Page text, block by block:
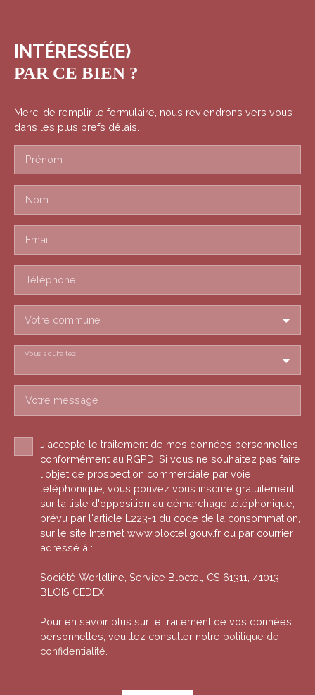
INTÉRESSÉ(E)
PAR CE BIEN ?
Merci de remplir le formulaire, nous reviendrons vers vous
dans les plus brefs délais.
Prénom
Nom
Email
Téléphone
Votre commune
-
Vous souhaitez
Votre message
J'accepte le traitement de mes données personnelles
conformément au RGPD. Si vous ne souhaitez pas faire
l'objet de prospection commerciale par voie
téléphonique, vous pouvez vous inscrire gratuitement
sur la liste d'opposition au démarchage téléphonique,
prévu par l'article L223-1 du code de la consommation,
sur le site Internet www.bloctel.gouv.fr ou par courrier
adressé à :
Société Worldline, Service Bloctel, CS 61311, 41013
BLOIS CEDEX.
Pour en savoir plus sur le traitement de vos données
personnelles, veuillez consulter notre politique de
confidentialité